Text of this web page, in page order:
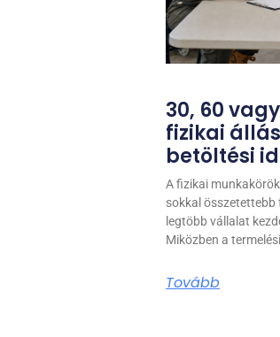
30, 60
fizikai
betöltési
A fizikai
sokkal
legtöbb vállalat
Miközben a
Tovább